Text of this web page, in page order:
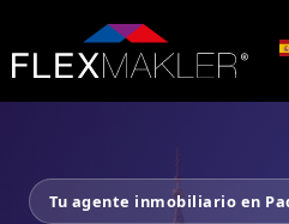
Tu agente inmobiliario en